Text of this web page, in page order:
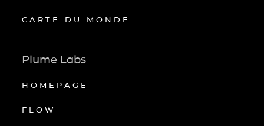
CARTE DU MONDE
Plume Labs
HOMEPAGE
FLOW